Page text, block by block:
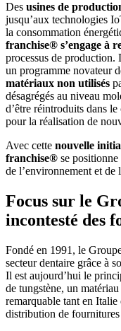
Des usines de
jusqu’aux technologies
la consommation
franchise® s’engage à
processus de production.
un programme novateur
matériaux non utilisés
désagrégés au niveau
d’être réintroduits dans
pour la réalisation de
Avec cette nouvelle
franchise® se positionne
de l’environnement et de
Focus sur le
incontesté des
Fondé en 1991, le
secteur dentaire grâce à
Il est aujourd’hui le
de tungstène, un
remarquable tant en
distribution de